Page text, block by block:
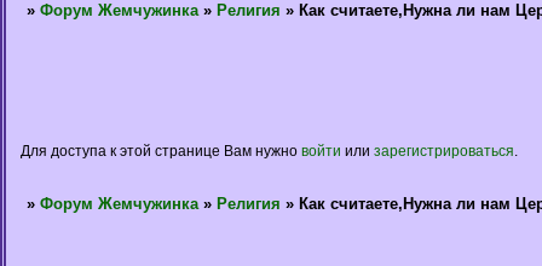
» Форум Жемчужинка » Религия » Как считаете,Нужна ли нам
Для доступа к этой странице Вам нужно войти или зарегистрироваться
» Форум Жемчужинка » Религия » Как считаете,Нужна ли нам